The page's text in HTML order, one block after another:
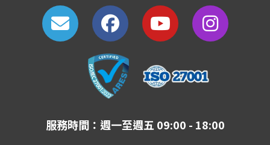
E
n
v
p
F
a
c
e
b
o
o
Y
o
u
t
u
e
I
n
s
r
服務時間：週一至週五 09:00 - 18:00